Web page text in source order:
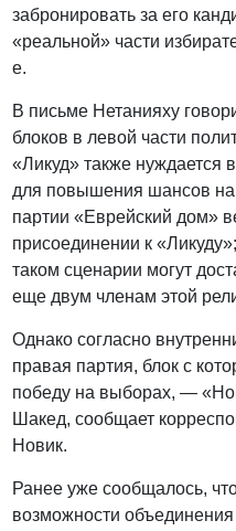
забронировать за его
«реальной» части
е.
В письме Нетанияху
блоков в левой части
«Ликуд» также нуждается
для повышения шансов на
партии «Еврейский дом»
присоединении к
таком сценарии могут
еще двум членам этой
Однако согласно
правая партия, блок с
победу на выборах, —
Шакед, сообщает
Новик.
Ранее уже сообщалось,
возможности